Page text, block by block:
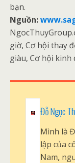
bạn.
Nguồn:
giờ, Cơ hội thay
giàu, Cơ hội kinh
Đỗ Ngọc
Mình là
lập của
Nam,